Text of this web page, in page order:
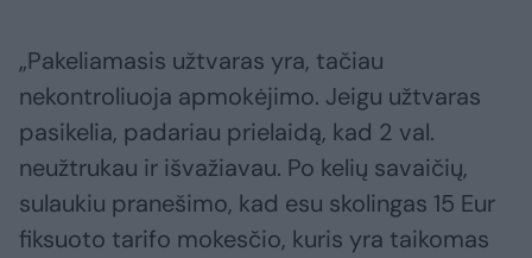
„Pakeliamasis užtvaras yra, tačiau
nekontroliuoja apmokėjimo. Jeigu užtvaras
pasikelia, padariau prielaidą, kad 2 val.
neužtrukau ir išvažiavau. Po kelių savaičių,
sulaukiu pranešimo, kad esu skolingas 15 Eur
fiksuoto tarifo mokesčio, kuris yra taikomas